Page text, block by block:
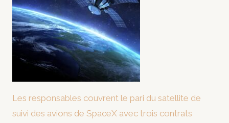
Les responsables couvrent le pari du satellite de
suivi des avions de SpaceX avec trois contrats